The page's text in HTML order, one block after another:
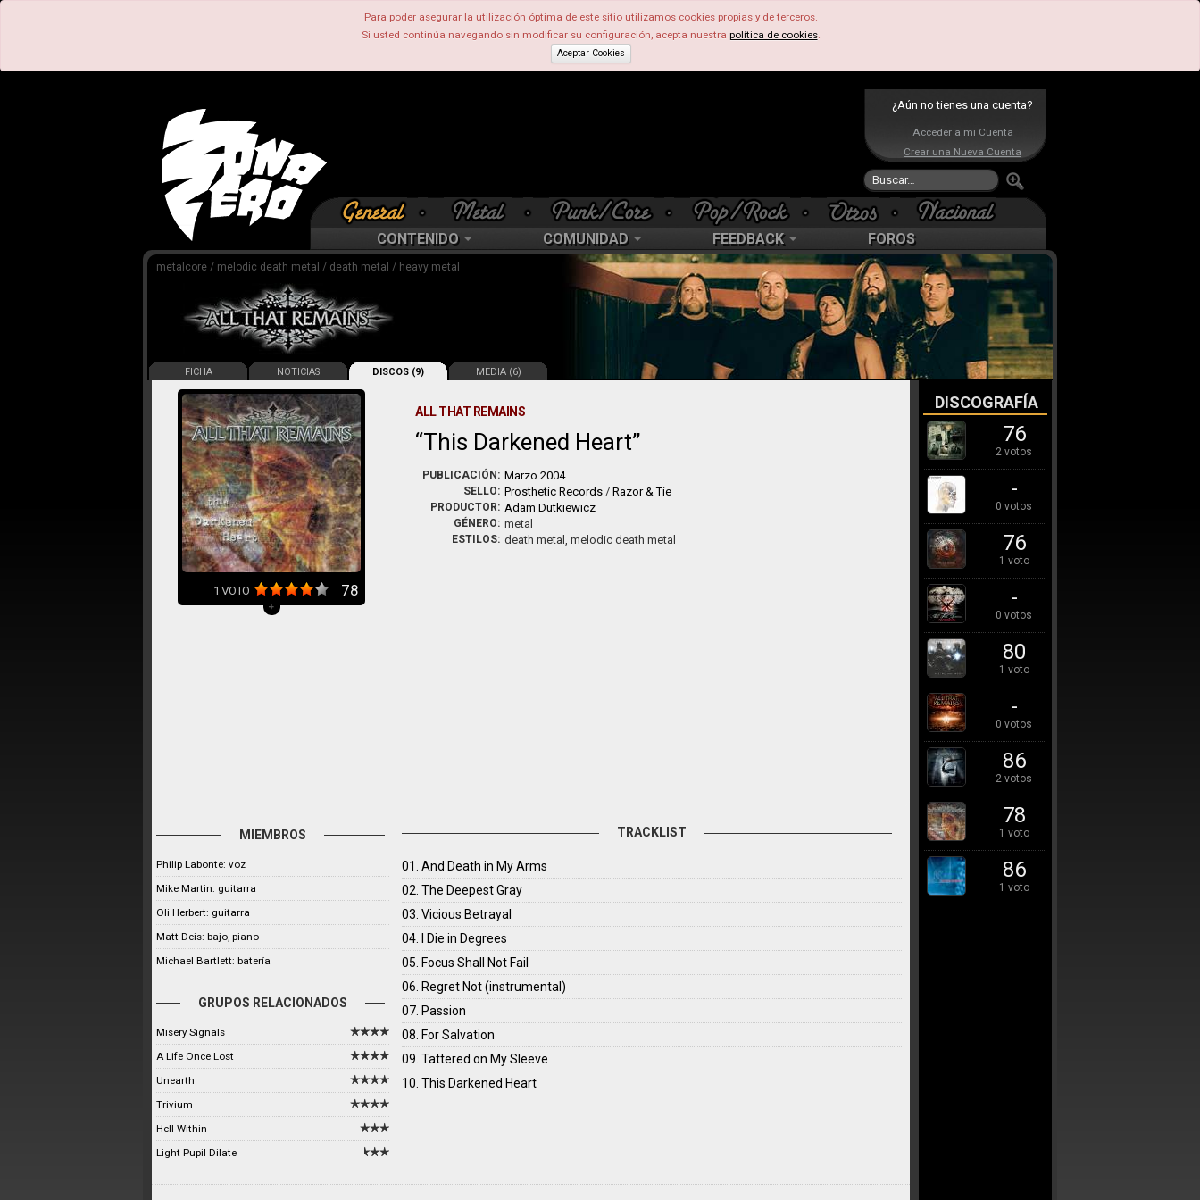
Para poder asegurar la utilización óptima de este sitio utilizamos cookies propias y de terceros.
Si usted continúa navegando sin modificar su configuración, acepta nuestra política de cookies.
Aceptar Cookies
¿Aún no tienes una cuenta?
Acceder a mi Cuenta
Crear una Nueva Cuenta
CONTENIDO COMUNIDAD FEEDBACK FOROS
metalcore / melodic death metal / death metal / heavy metal
FICHA NOTICIAS DISCOS (9) MEDIA (6)
1 VOTO 78
+
ALL THAT REMAINS
This Darkened Heart
PUBLICACIÓN: Marzo 2004
SELLO: Prosthetic Records /Razor & Tie
PRODUCTOR: Adam Dutkiewicz
GÉNERO: metal
ESTILOS: death metal, melodic death metal
MIEMBROS
Philip Labonte: voz
Mike Martin: guitarra
Oli Herbert: guitarra
Matt Deis: bajo, piano
Michael Bartlett: batería
GRUPOS RELACIONADOS
Misery Signals
A Life Once Lost
Unearth
Trivium
Hell Within
Light Pupil Dilate
TRACKLIST
01. And Death in My Arms
02. The Deepest Gray
03. Vicious Betrayal
04. I Die in Degrees
05. Focus Shall Not Fail
06. Regret Not (instrumental)
07. Passion
08. For Salvation
09. Tattered on My Sleeve
10. This Darkened Heart
DISCOGRAFÍA
76
2 votos
-
0 votos
76
1 voto
-
0 votos
80
1 voto
-
0 votos
86
2 votos
78
1 voto
86
1 voto